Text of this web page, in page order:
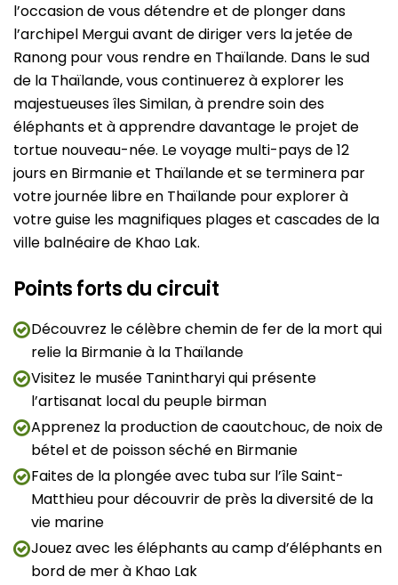
l’occasion de vous détendre et de plonger dans
l’archipel Mergui avant dediriger vers la jetée de
Ranong pour vous rendre en Thaïlande. Dans le sud
de la Thaïlande, vous continuerez à explorer les
majestueuses îles Similan, à prendre soin des
éléphants et à apprendre davantage le projet de
tortue nouveau-née. Le voyage multi-pays de 12
jours en Birmanie et Thaïlande et se terminera par
votre journée libre en Thaïlande pour explorer à
votre guise les magnifiques plages et cascades de la
ville balnéaire de Khao Lak.
Points forts du circuit
Découvrez le célèbre chemin de fer de la mort qui
relie la Birmanie à la Thaïlande
Visitez le musée Tanintharyi qui présente
l’artisanat local du peuple birman
Apprenez la production de caoutchouc, de noix de
bétel et de poisson séché en Birmanie
Faites de la plongée avec tuba sur l’île Saint-
Matthieu pour découvrir de près la diversité de la
vie marine
Jouez avec les éléphants au camp d’éléphants en
bord de mer à Khao Lak